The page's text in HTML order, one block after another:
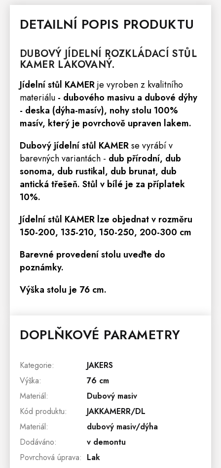
DETAILNÍ POPIS PRODUKTU
DUBOVÝ JÍDELNÍ ROZKLÁDACÍ STŮL
KAMER LAKOVANÝ.
Jídelní stůl KAMERje vyroben z kvalitního
materiálu - dubového masivu a dubové dýhy
- deska (dýha-masív), nohy stolu 100%
masív, který je povrchově upraven lakem.
Dubový jídelní stůl KAMERse vyrábí v
barevných variantách - dub přírodní, dub
sonoma, dub rustikal, dub brunat, dub
antická třešeň. Stůl v bílé je za příplatek
10%.
Jídelní stůl KAMER lze objednat v rozměru
150-200, 135-210, 150-250, 200-300 cm
Barevné provedení stolu uveďte do
poznámky.
Výška stolu je 76 cm.
DOPLŇKOVÉ PARAMETRY
Kategorie:
JAKERS
Výška:
76 cm
Materiál:
Dubový masiv
Kód produktu:
JAKKAMERR/DL
Materiál:
dubový masiv/dýha
Dodáváno:
v demontu
Povrchová úprava: Lak